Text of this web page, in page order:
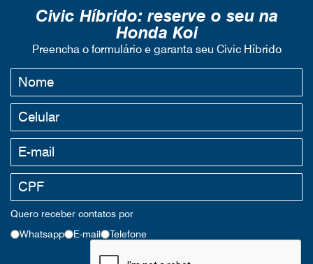
Civic Híbrido: reserve o seu na
Honda Koi
Preencha o formulário e garanta seu Civic Híbrido
Quero receber contatos por
Whatsapp E-mail Telefone